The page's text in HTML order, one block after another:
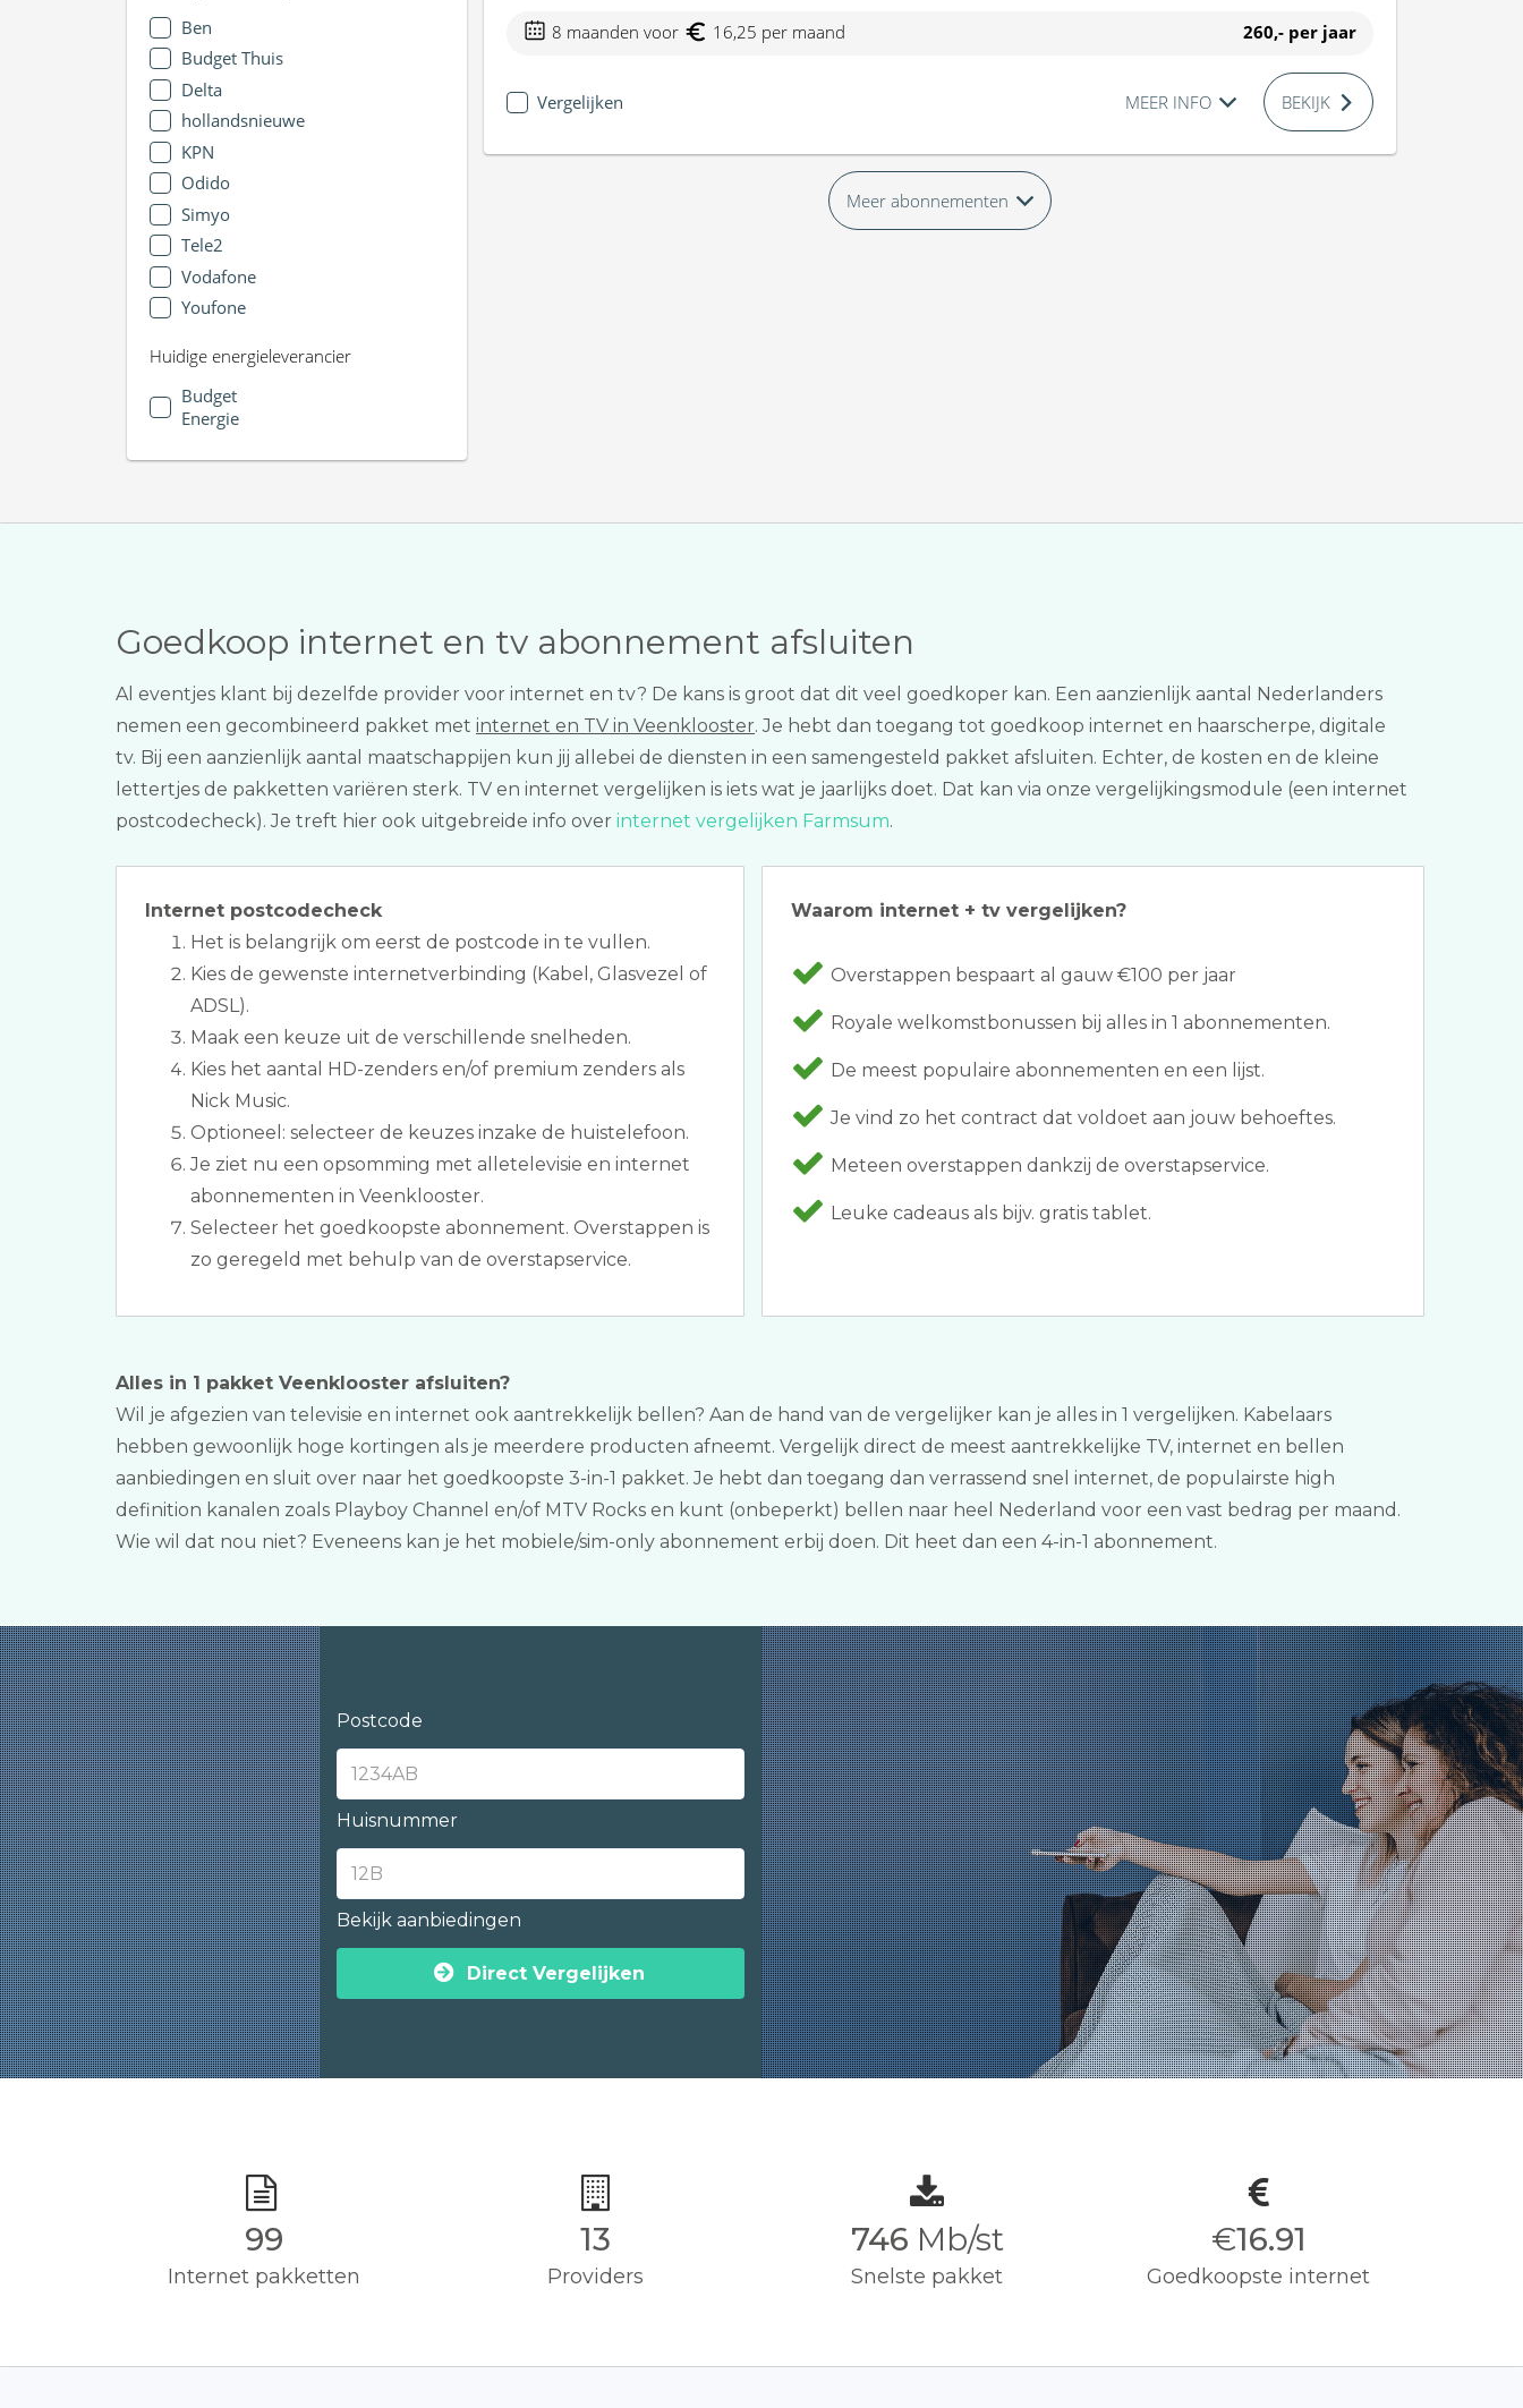
Ben
Budget Thuis
Delta
hollandsnieuwe
KPN
Odido
Simyo
Tele2
Vodafone
Youfone
Huidige energieleverancier
Budget
Energie
8 maanden voor 16,25 per maand 260,- per jaar
Vergelijken MEER INFO BEKIJK
Meer abonnementen
Goedkoop internet en tv abonnement afsluiten
Al eventjes klant bij dezelfde provider voor internet en tv? De kans is groot dat dit veel goedkoper kan. Een aanzienlijk aantal Nederlanders
nemen een gecombineerd pakket met internet en TV in Veenklooster. Je hebt dan toegang tot goedkoop internet en haarscherpe, digitale
tv. Bij een aanzienlijk aantal maatschappijen kun jij allebei de diensten in een samengesteld pakket afsluiten. Echter, de kosten en de kleine
lettertjes de pakketten variëren sterk. TV en internet vergelijken is iets wat je jaarlijks doet. Dat kan via onze vergelijkingsmodule (een internet
postcodecheck). Je treft hier ook uitgebreide info over internet vergelijken Farmsum.
Internet postcodecheck
Het is belangrijk om eerst de postcode in te vullen.
Kies de gewenste internetverbinding (Kabel, Glasvezel of
ADSL).
Maak een keuze uit de verschillende snelheden.
Kies het aantal HD-zenders en/of premium zenders als
Nick Music.
Optioneel: selecteer de keuzes inzake de huistelefoon.
Je ziet nu een opsomming met alletelevisie en internet
abonnementen in Veenklooster.
Selecteer het goedkoopste abonnement. Overstappen is
zo geregeld met behulp van de overstapservice.
Waarom internet + tv vergelijken?
Overstappen bespaart al gauw €100 per jaar
Royale welkomstbonussen bij alles in 1 abonnementen.
De meest populaire abonnementen en een lijst.
Je vind zo het contract dat voldoet aan jouw behoeftes.
Meteen overstappen dankzij de overstapservice.
Leuke cadeaus als bijv. gratis tablet.
Alles in 1 pakket Veenklooster afsluiten?
Wil je afgezien van televisie en internet ook aantrekkelijk bellen? Aan de hand van de vergelijker kan je alles in 1 vergelijken. Kabelaars
hebben gewoonlijk hoge kortingen als je meerdere producten afneemt. Vergelijk direct de meest aantrekkelijke TV, internet en bellen
aanbiedingen en sluit over naar het goedkoopste 3-in-1 pakket. Je hebt dan toegang dan verrassend snel internet, de populairste high
definition kanalen zoals Playboy Channel en/of MTV Rocks en kunt (onbeperkt) bellen naar heel Nederland voor een vast bedrag per maand.
Wie wil dat nou niet? Eveneens kan je het mobiele/sim-only abonnement erbij doen. Dit heet dan een 4-in-1 abonnement.
Postcode
Huisnummer
Bekijk aanbiedingen
Direct Vergelijken
100
Internet pakketten
13
Providers
750 Mb/st
Snelste pakket
€17.00
Goedkoopste internet